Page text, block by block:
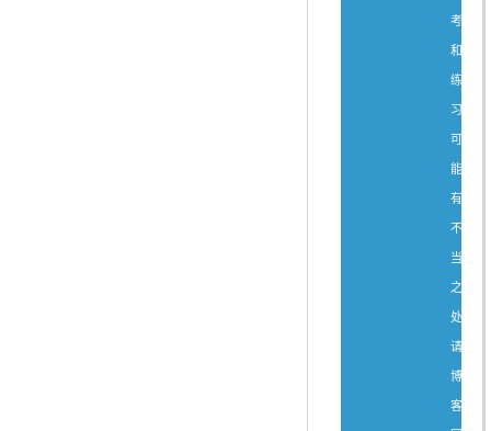
考
和
练
习，
可
能
有
不
当
之
处，
请
博
客